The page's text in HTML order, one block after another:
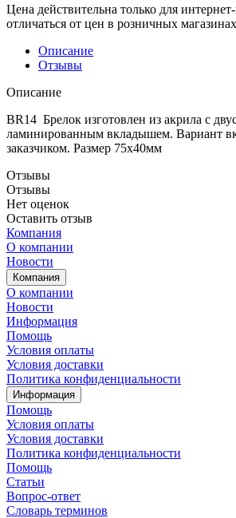
Цена действительна только для
отличаться от цен в розничных магазинах
Описание
Отзывы
Описание
BR14 Брелок изготовлен из акрила с
ламинированным вкладышем. Вариант
заказчиком. Размер 75х40мм
Отзывы
Отзывы
Нет оценок
Оставить отзыв
Компания
О компании
Новости
Компания
О компании
Новости
Информация
Помощь
Условия оплаты
Условия доставки
Политика конфиденциальности
Информация
Помощь
Условия оплаты
Условия доставки
Политика конфиденциальности
Помощь
Статьи
Вопрос-ответ
Словарь терминов